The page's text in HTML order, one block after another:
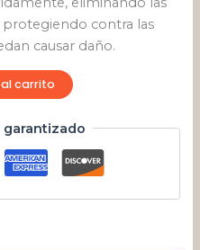
protegiendo contra las
causar daño.
carrito